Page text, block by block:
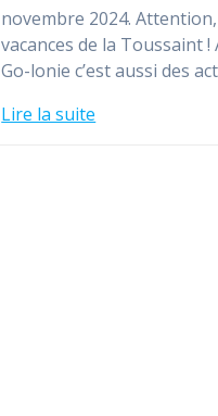
novembre 2024.
vacances de la Toussaint
Go-lonie c’est aussi des
Lire la suite